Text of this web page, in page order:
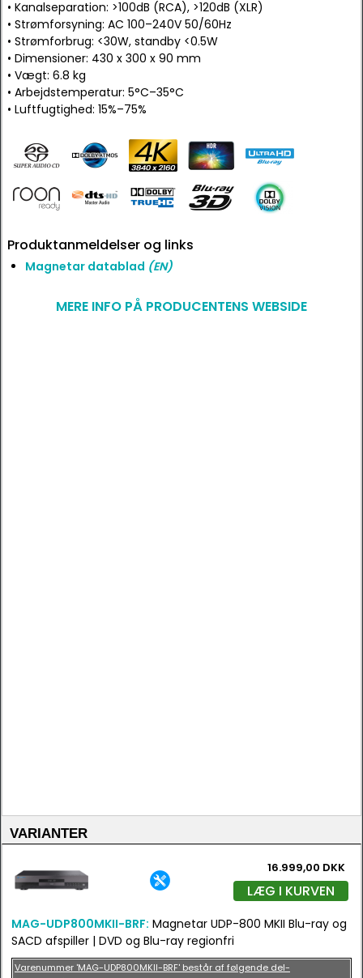
• Kanalseparation: >100dB (RCA), >120dB (XLR)
• Strømforsyning: AC 100–240V 50/60Hz
• Strømforbrug: <30W, standby <0.5W
• Dimensioner: 430 x 300 x 90 mm
• Vægt: 6.8 kg
• Arbejdstemperatur: 5°C–35°C
• Luftfugtighed: 15%–75%
Produktanmeldelser og links
Magnetar datablad (EN)
MERE INFO PÅ PRODUCENTENS WEBSIDE
VARIANTER
16.999,00 DKK
LÆG I KURVEN
MAG-UDP800MKII-BRF: Magnetar UDP-800 MKII Blu-ray og
SACD afspiller | DVD og Blu-ray regionfri
Varenummer 'MAG-UDP800MKII-BRF' består af følgende del-